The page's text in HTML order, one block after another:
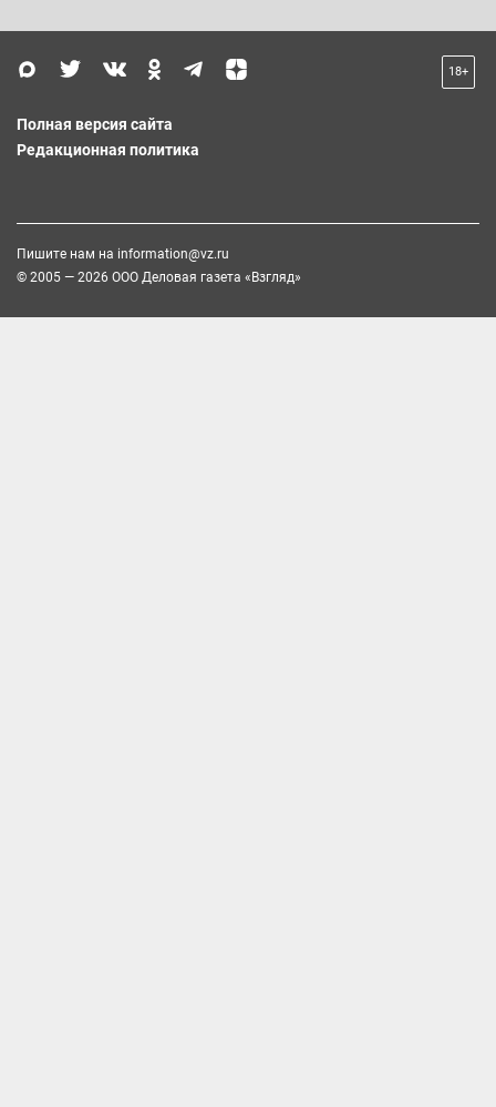
18+
Полная версия сайта
Редакционная политика
Пишите нам на information@vz.ru
© 2005 — 2026 ООО Деловая газета «Взгляд»